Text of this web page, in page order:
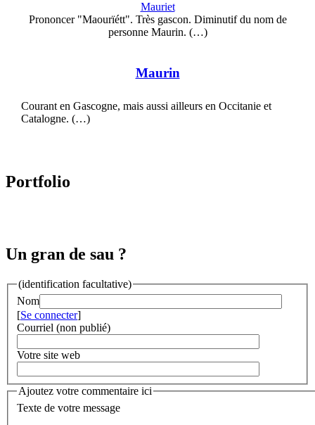
Mauriet
Prononcer "Maourïétt". Très gascon. Diminutif du nom de
personne Maurin. (…)
Maurin
Courant en Gascogne, mais aussi ailleurs en Occitanie et
Catalogne. (…)
Portfolio
Un gran de sau ?
(identification facultative)
Nom
[Se connecter]
Courriel (non publié)
Votre site web
Ajoutez votre commentaire ici
Texte de votre message